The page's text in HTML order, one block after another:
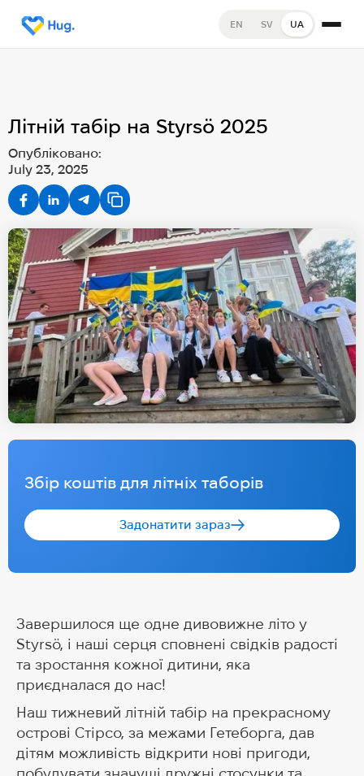
EN SV UA
Літній табір на Styrsö 2025
Опубліковано:
July 23, 2025
Збір коштів для літніх таборів
Задонатити зараз
Завершилося ще одне дивовижне літо у
Styrsö, і наші серця сповнені свідків радості
та зростання кожної дитини, яка
приєдналася до нас!
Наш тижневий літній табір на прекрасному
острові Стірсо, за межами Гетеборга, дав
дітям можливість відкрити нові пригоди,